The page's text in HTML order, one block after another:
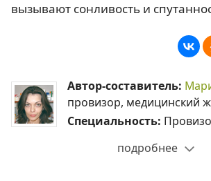
вызывают сонливость и
Автор-составитель:
провизор, медицинский
Специальность:
подробнее